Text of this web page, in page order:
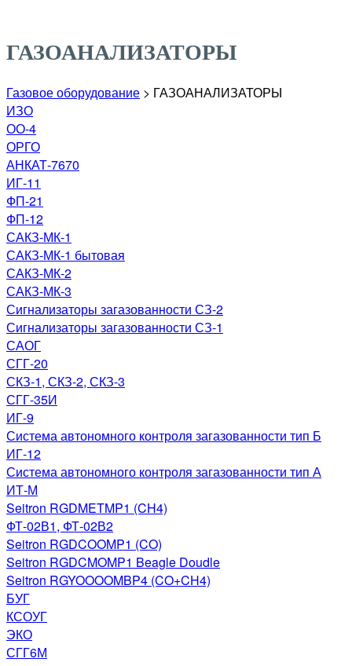
ГАЗОАНАЛИЗАТОРЫ
Газовое оборудование > ГАЗОАНАЛИЗАТОРЫ
ИЗО
ОО-4
ОРГО
АНКАТ-7670
ИГ-11
ФП-21
ФП-12
САКЗ-МК-1
САКЗ-МК-1 бытовая
САКЗ-МК-2
САКЗ-МК-3
Сигнализаторы загазованности СЗ-2
Сигнализаторы загазованности СЗ-1
САОГ
СГГ-20
СКЗ-1, СКЗ-2, СКЗ-3
СГГ-35И
ИГ-9
Система автономного контроля загазованности тип Б
ИГ-12
Система автономного контроля загазованности тип А
ИТ-М
Seitron RGDMETMP1 (CH4)
ФТ-02В1, ФТ-02В2
Seitron RGDCOOMP1 (CO)
Seitron RGDCMOMP1 Beagle Doudle
Seitron RGYOOOOMBP4 (CO+CH4)
БУГ
КСОУГ
ЭКО
СГГ6М